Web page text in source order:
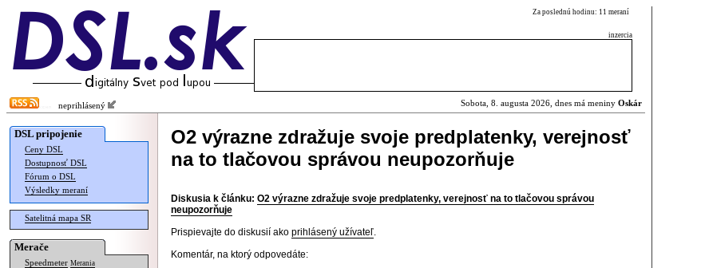
Za poslednú hodinu: 11 meraní
inzercia
neprihlásený Sobota, 8. augusta 2026, dnes má meniny Oskár
DSL pripojenie
Ceny DSL
Dostupnosť DSL
Fórum o DSL
Výsledky meraní
Satelitná mapa SR
Merače
Speedmeter Merania
O2 výrazne zdražuje svoje predplatenky, verejnosť
na to tlačovou správou neupozorňuje
Diskusia k článku: O2 výrazne zdražuje svoje predplatenky, verejnosť na to tlačovou správou
neupozorňuje
Prispievajte do diskusií ako prihlásený užívateľ.
Komentár, na ktorý odpovedáte: